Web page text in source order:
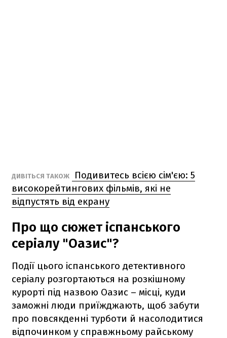
ДИВІТЬСЯ ТАКОЖ
Подивитесь всією сім'єю: 5
високорейтингових фільмів, які не
відпустять від екрану
Про що сюжет іспанського
серіалу "Оазис"?
Події цього іспанського детективного
серіалу розгортаються на розкішному
курорті під назвою Оазис – місці, куди
заможні люди приїжджають, щоб забути
про повсякденні турботи й насолодитися
відпочинком у справжньому райському